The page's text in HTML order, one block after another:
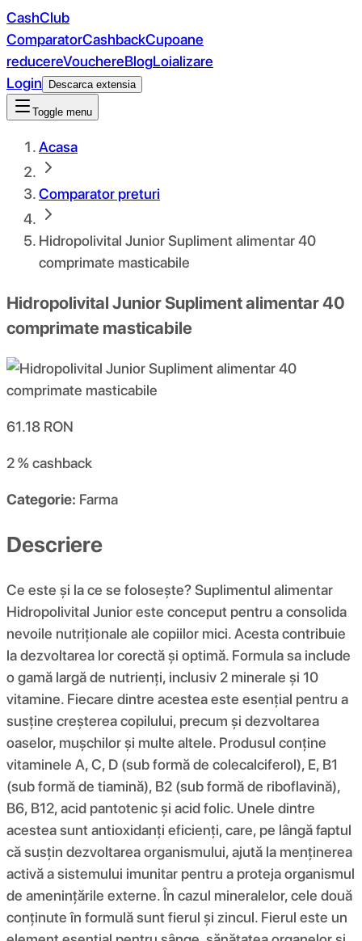
CashClub
ComparatorCashbackCupoane
reducereVouchereBlogLoializare
Login
Descarca extensia
Toggle menu
Acasa
Comparator preturi
Hidropolivital Junior Supliment alimentar 40
comprimate masticabile
Hidropolivital Junior Supliment alimentar 40
comprimate masticabile
61.18 RON
2 %cashback
Categorie: Farma
Descriere
Ce este și la ce se folosește? Suplimentul alimentar
Hidropolivital Junior este conceput pentru a consolida
nevoile nutriționale ale copiilor mici. Acesta contribuie
la dezvoltarea lor corectă și optimă. Formula sa include
o gamă largă de nutrienți, inclusiv 2 minerale și 10
vitamine. Fiecare dintre acestea este esențial pentru a
susține creșterea copilului, precum și dezvoltarea
oaselor, mușchilor și multe altele. Produsul conține
vitaminele A, C, D (sub formă de colecalciferol), E, ​​B1
(sub formă de tiamină), B2 (sub formă de riboflavină),
B6, B12, acid pantotenic și acid folic. Unele dintre
acestea sunt antioxidanți eficienți, care, pe lângă faptul
că susțin dezvoltarea organismului, ajută la menținerea
activă a sistemului imunitar pentru a proteja organismul
de amenințările externe. În cazul mineralelor, cele două
conținute în formulă sunt fierul și zincul. Fierul este un